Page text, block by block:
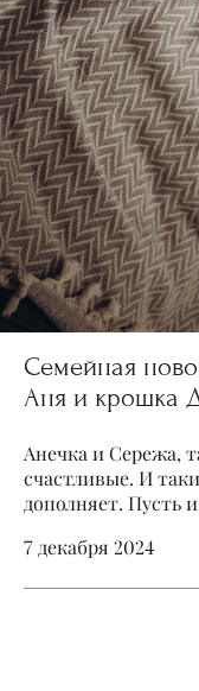
Семейная
Аня и крошка
Анечка и Сережа,
счастливые. И
дополняет. Пусть и
7 декабря 2024